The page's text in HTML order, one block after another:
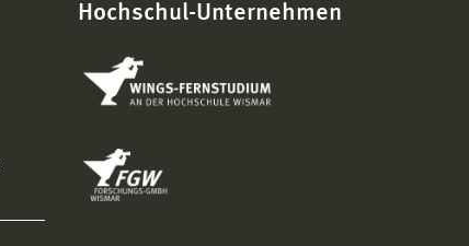
Hochschul-Unternehmen